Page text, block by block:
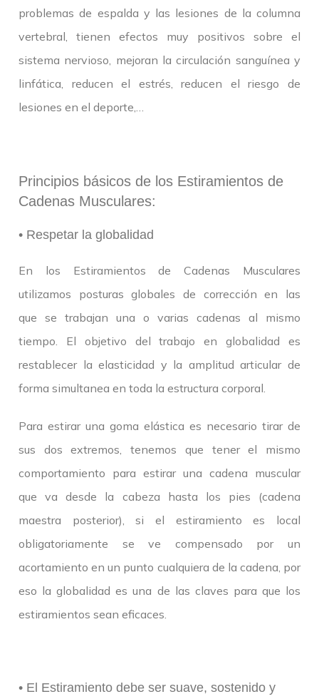
problemas de espalda y las lesiones de la columna
vertebral, tienen efectos muy positivos sobre el
sistema nervioso, mejoran la circulación sanguínea y
linfática, reducen el estrés, reducen el riesgo de
lesiones en el deporte,…
Principios básicos de los Estiramientos de
Cadenas Musculares:
• Respetar la globalidad
En los Estiramientos de Cadenas Musculares
utilizamos posturas globales de corrección en las
que se trabajan una o varias cadenas al mismo
tiempo. El objetivo del trabajo en globalidad es
restablecer la elasticidad y la amplitud articular de
forma simultanea en toda la estructura corporal.
Para estirar una goma elástica es necesario tirar de
sus dos extremos, tenemos que tener el mismo
comportamiento para estirar una cadena muscular
que va desde la cabeza hasta los pies (cadena
maestra posterior), si el estiramiento es local
obligatoriamente se ve compensado por un
acortamiento en un punto cualquiera de la cadena, por
eso la globalidad es una de las claves para que los
estiramientos sean eficaces.
• El Estiramiento debe ser suave, sostenido y